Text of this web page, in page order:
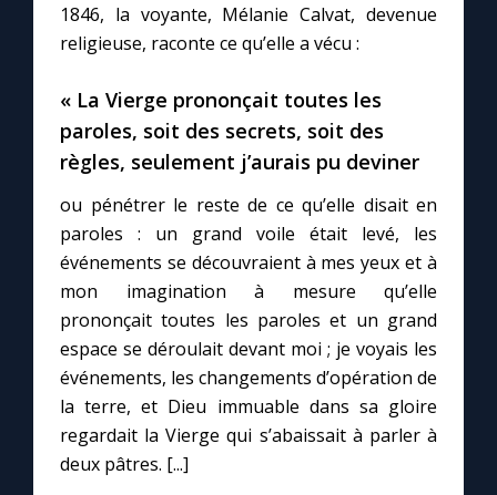
Questions-réponses
Prier au quotidien
Avec Thérèse de Lisieux
L'Évangile chaque jour
Les premiers samedis du mois
Marie qui défait les nœuds
Me consacrer à Jésus par Marie
Mes intentions de prière
1846, la voyante, Mélanie Calvat, devenue
religieuse, raconte ce qu’elle a vécu :
« La Vierge prononçait toutes les
paroles, soit des secrets, soit des
règles, seulement j’aurais pu deviner
ou pénétrer le reste de ce qu’elle disait en
paroles : un grand voile était levé, les
événements se découvraient à mes yeux et à
mon imagination à mesure qu’elle
prononçait toutes les paroles et un grand
espace se déroulait devant moi ; je voyais les
événements, les changements d’opération de
la terre, et Dieu immuable dans sa gloire
regardait la Vierge qui s’abaissait à parler à
deux pâtres. [...]